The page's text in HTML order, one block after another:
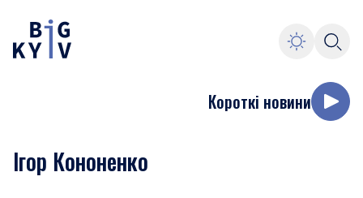
Короткі новини
Ігор Кононенко